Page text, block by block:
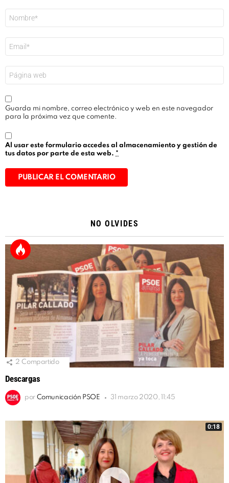
electrónico
*
Guarda mi nombre, correo electrónico y web en este navegador
para la próxima vez que comente.
Al usar este formulario accedes al almacenamiento y gestión de
tus datos por parte de esta web. *
NO OLVIDES
2 Compartido
Descargas
por Comunicación PSOE 31 marzo 2020, 11:45
0:18